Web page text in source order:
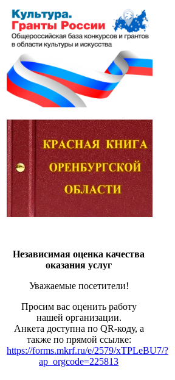
Независимая оценка качества
оказания услуг
Уважаемые посетители!
Просим вас оценить работу
нашей организации.
Анкета доступна по QR-коду, а
также по прямой ссылке:
https://forms.mkrf.ru/e/2579/xTPLeBU7/?
ap_orgcode=225813